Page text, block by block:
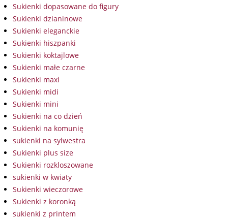
Sukienki dopasowane do figury
Sukienki dzianinowe
Sukienki eleganckie
Sukienki hiszpanki
Sukienki koktajlowe
Sukienki małe czarne
Sukienki maxi
Sukienki midi
Sukienki mini
Sukienki na co dzień
Sukienki na komunię
sukienki na sylwestra
Sukienki plus size
Sukienki rozkloszowane
sukienki w kwiaty
Sukienki wieczorowe
Sukienki z koronką
sukienki z printem